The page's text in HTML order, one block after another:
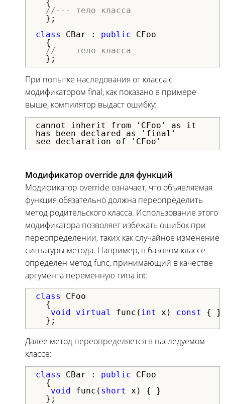
{
//--- тело класса
};
class
CBar : public CFoo
{
//--- тело класса
};
При попытке наследования от класса с
модификатором final, как показано в примере
выше, компилятор выдаст ошибку:
cannot inherit from 'CFoo' as it
has been declared as 'final'
see declaration of 'CFoo'
Модификатор override для функций
Модификатор override означает, что объявляемая
функция обязательно должна переопределить
метод родительского класса. Использование этого
модификатора позволяет избежать ошибок при
переопределении, таких как случайное изменение
сигнатуры метода. Например, в базовом классе
определен метод func, принимающий в качестве
аргумента переменную типа int:
class
CFoo
{
void
virtual func( int x) const
{ }
};
Далее метод переопределяется в наследуемом
классе:
class CBar : public CFoo
{
void func( short
x) { }
};